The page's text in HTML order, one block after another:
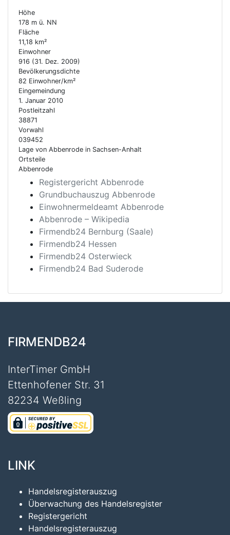
Höhe
178 m ü. NN
Fläche
11,18 km²
Einwohner
916 (31. Dez. 2009)
Bevölkerungsdichte
82 Einwohner/km²
Eingemeindung
1. Januar 2010
Postleitzahl
38871
Vorwahl
039452
Lage von Abbenrode in Sachsen-Anhalt
Ortsteile
Abbenrode
Registergericht Abbenrode
Grundbuchauszug Abbenrode
Einwohnermeldeamt Abbenrode
Abbenrode – Wikipedia
Firmendb24 Bernburg (Saale)
Firmendb24 Hessen
Firmendb24 Osterwieck
Firmendb24 Bad Suderode
FIRMENDB24
InterTimer GmbH
Ettenhofener Str. 31
82234 Weßling
LINK
Handelsregisterauszug
Überwachung des Handelsregister
Registergericht
Handelsregisterauszug